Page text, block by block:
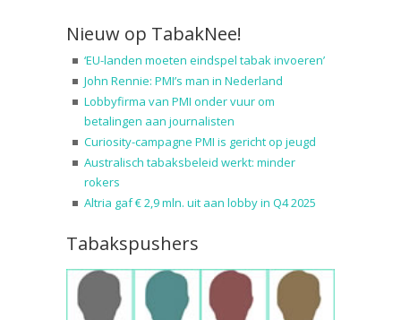
Nieuw op TabakNee!
‘EU-landen moeten eindspel tabak invoeren’
John Rennie: PMI’s man in Nederland
Lobbyfirma van PMI onder vuur om
betalingen aan journalisten
Curiosity-campagne PMI is gericht op jeugd
Australisch tabaksbeleid werkt: minder
rokers
Altria gaf € 2,9 mln. uit aan lobby in Q4 2025
Tabakspushers